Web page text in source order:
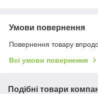
Умови повернення
Повернення товару
Всі умови повернення
Подібні товари